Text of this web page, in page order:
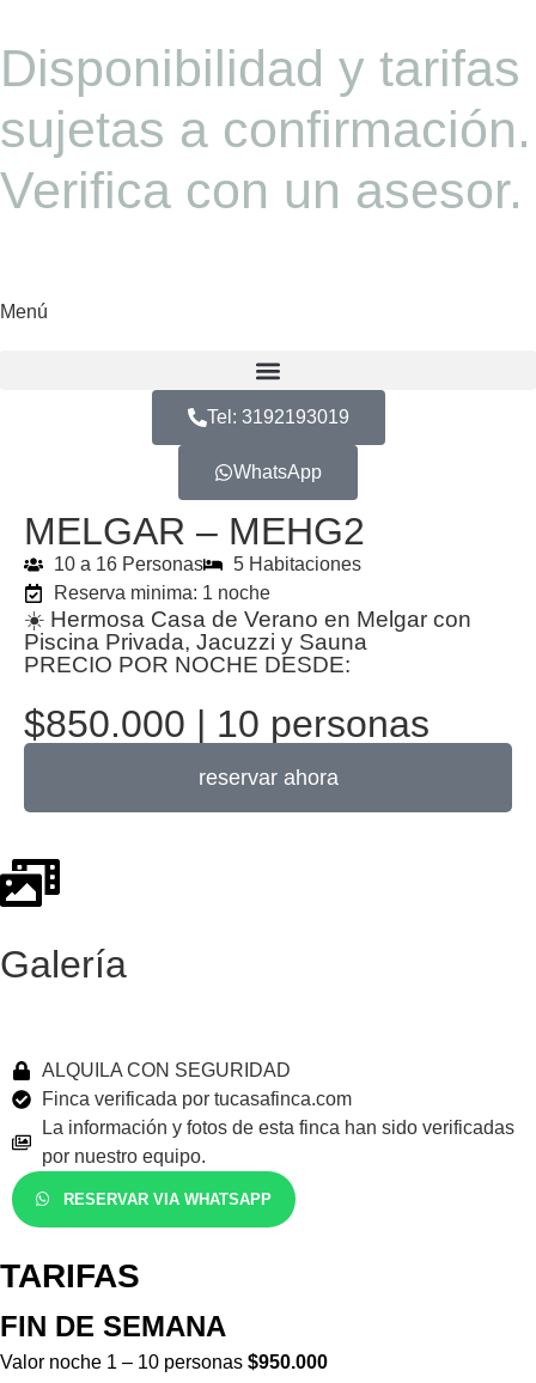
Disponibilidad y tarifas
sujetas a confirmación.
Verifica con un asesor.
Menú
Tel: 3192193019
WhatsApp
MELGAR – MEHG2
10 a 16 Personas
5 Habitaciones
Reserva minima: 1 noche
☀️ Hermosa Casa de Verano en Melgar con
Piscina Privada, Jacuzzi y Sauna
PRECIO POR NOCHE DESDE:
$850.000 | 10 personas
reservar ahora
Galería
ALQUILA CON SEGURIDAD
Finca verificada por tucasafinca.com
La información y fotos de esta finca han sido verificadas
por nuestro equipo.
RESERVAR VIA WHATSAPP
TARIFAS
FIN DE SEMANA
Valor noche 1 – 10 personas $950.000